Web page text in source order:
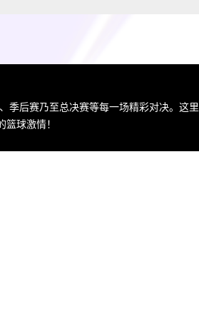
季后赛乃至总决赛等每一场精彩对决。这里
球激情！